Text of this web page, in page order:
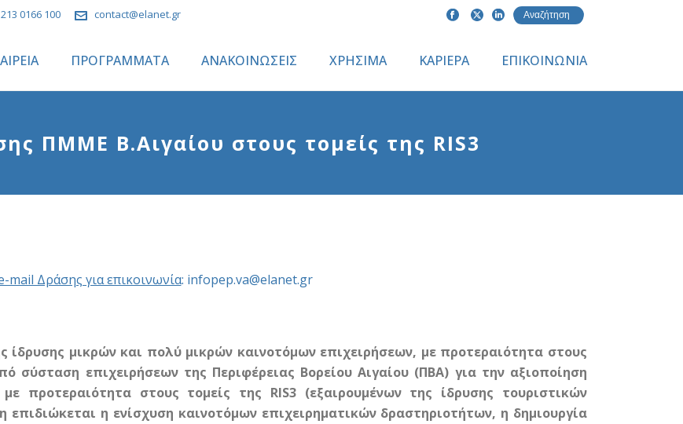
213 0166 100 contact@elanet.gr
ΠΡΟΓΡΑΜΜΑΤΑ ΑΝΑΚΟΙΝΩΣΕΙΣ ΧΡΗΣΙΜΑ ΚΑΡΙΕΡΑ ΕΠΙΚΟΙΝΩΝΙΑ
ΠΜΜΕ Β.Αιγαίου στους τομείς της RIS3
mail Δράσης για επικοινωνία: infopep.va@elanet.gr
ίδρυσης μικρών και πολύ μικρών καινοτόμων επιχειρήσεων, με προτεραιότητα στους
σύσταση επιχειρήσεων της Περιφέρειας Βορείου Αιγαίου (ΠΒΑ) για την αξιοποίηση
προτεραιότητα στους τομείς της RIS3 (εξαιρουμένων της ίδρυσης τουριστικών
η ενίσχυση καινοτόμων επιχειρηματικών δραστηριοτήτων, η δημιουργία